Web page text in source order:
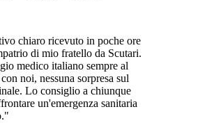
chiaro ricevuto in poche ore
di mio fratello da Scutari.
medico italiano sempre al
noi, nessuna sorpresa sul
Lo consiglio a chiunque
un'emergenza sanitaria